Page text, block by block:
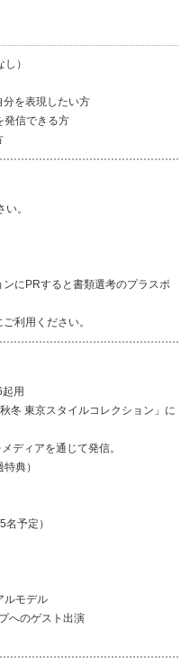
）
分を表現したい方
発信できる方
。
にPRすると書類選考のプラスポ
利用ください。
用
冬 東京スタイルコレクション」に
ディアを通じて発信。
典）
予定）
ルモデル
へのゲスト出演